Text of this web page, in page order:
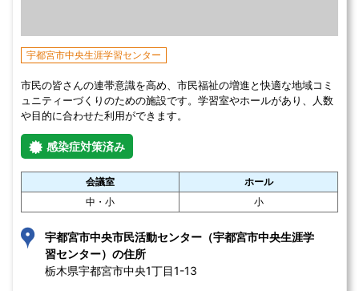
宇都宮市中央生涯学習センター
市民の皆さんの連帯意識を高め、市民福祉の増進と快適な地域コミ
ュニティーづくりのための施設です。学習室やホールがあり、人数
や目的に合わせた利用ができます。
感染症対策済み
会議室
ホール
中・小
小
宇都宮市中央市民活動センター（宇都宮市中央生涯学
習センター）の住所
栃木県宇都宮市中央1丁目1-13